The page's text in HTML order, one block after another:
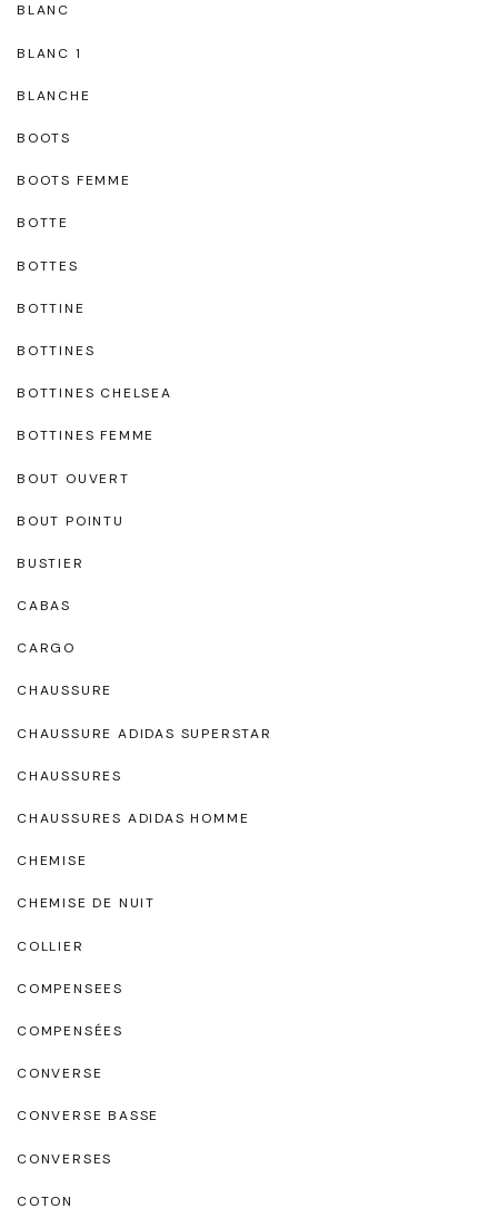
BLANC
BLANC 1
BLANCHE
BOOTS
BOOTS FEMME
BOTTE
BOTTES
BOTTINE
BOTTINES
BOTTINES CHELSEA
BOTTINES FEMME
BOUT OUVERT
BOUT POINTU
BUSTIER
CABAS
CARGO
CHAUSSURE
CHAUSSURE ADIDAS SUPERSTAR
CHAUSSURES
CHAUSSURES ADIDAS HOMME
CHEMISE
CHEMISE DE NUIT
COLLIER
COMPENSEES
COMPENSÉES
CONVERSE
CONVERSE BASSE
CONVERSES
COTON